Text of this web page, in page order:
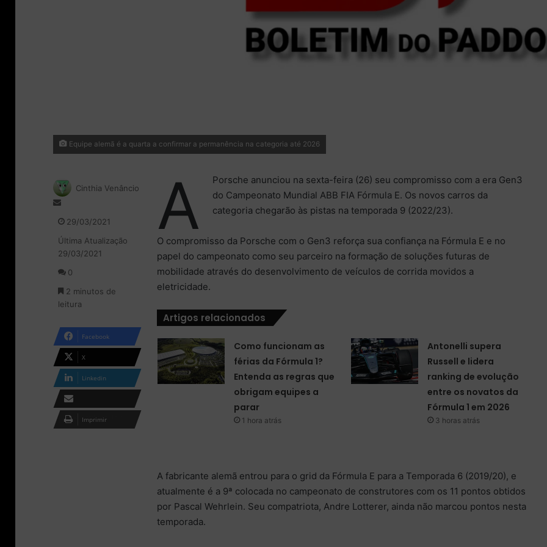
Equipe alemã é a quarta a confirmar a permanência na categoria até 2026
A
Porsche anunciou na sexta-feira (26) seu compromisso com a era Gen3
do Campeonato Mundial ABB FIA Fórmula E. Os novos carros da
categoria chegarão às pistas na temporada 9 (2022/23).
O compromisso da Porsche com o Gen3 reforça sua confiança na Fórmula E e no
papel do campeonato como seu parceiro na formação de soluções futuras de
mobilidade através do desenvolvimento de veículos de corrida movidos a
eletricidade.
Artigos relacionados
Como funcionam as
férias da Fórmula 1?
Entenda as regras que
obrigam equipes a
parar
1 hora atrás
Antonelli supera
Russell e lidera
ranking de evolução
entre os novatos da
Fórmula 1 em 2026
3 horas atrás
A fabricante alemã entrou para o grid da Fórmula E para a Temporada 6 (2019/20), e
atualmente é a 9ª colocada no campeonato de construtores com os 11 pontos obtidos
por Pascal Wehrlein. Seu compatriota, Andre Lotterer, ainda não marcou pontos nesta
temporada.
Cinthia Venâncio
d
e
e
-
i
29/03/2021
Última Atualização
29/03/2021
0
2 minutos de
leitura
Facebook
X
Linkedin
Compartilhar via e-
mail
Imprimir